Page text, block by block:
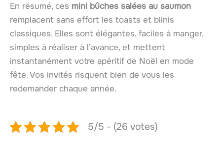
En résumé, ces mini bûches salées au saumon
remplacent sans effort les toasts et blinis
classiques. Elles sont élégantes, faciles à manger,
simples à réaliser à l’avance, et mettent
instantanément votre apéritif de Noël en mode
fête. Vos invités risquent bien de vous les
redemander chaque année.
5/5 - (26 votes)